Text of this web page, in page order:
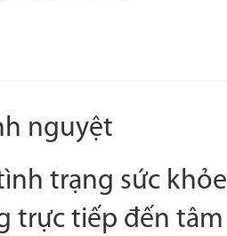
nguyệt
trạng sức khỏe
trực tiếp đến tâm